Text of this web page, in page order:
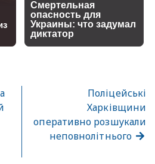
Поліцейські
Харківщини
оперативно розшукали
неповнолітнього